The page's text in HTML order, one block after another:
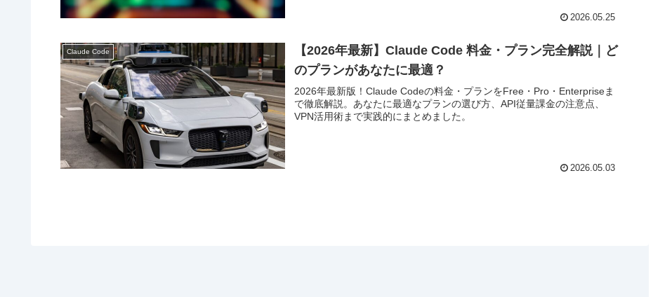
2026.05.25
Claude Code
【2026年最新】Claude Code 料金・プラン完全解説｜ど
のプランがあなたに最適？
2026年最新版！Claude Codeの料金・プランをFree・Pro・Enterpriseま
で徹底解説。あなたに最適なプランの選び方、API従量課金の注意点、
VPN活用術まで実践的にまとめました。
2026.05.03